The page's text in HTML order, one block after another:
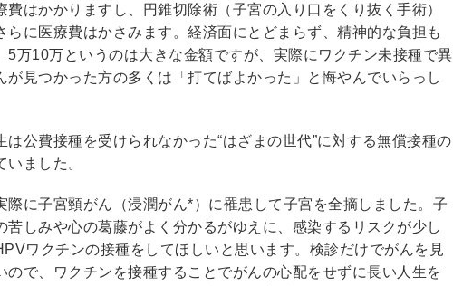
費はかかりますし、円錐切除術（子宮の入り口をくり抜く手術）
らに医療費はかさみます。経済面にとどまらず、精神的な負担も
5万10万というのは大きな金額ですが、実際にワクチン未接種で異
が見つかった方の多くは「打てばよかった」と悔やんでいらっし
は公費接種を受けられなかった“はざまの世代”に対する無償接種の
ました。
際に子宮頸がん（浸潤がん*）に罹患して子宮を全摘しました。子
苦しみや心の葛藤がよく分かるがゆえに、感染するリスクが少し
ワクチンの接種をしてほしいと思います。検診だけでがんを見
ので、ワクチンを接種することでがんの心配をせずに長い人生を